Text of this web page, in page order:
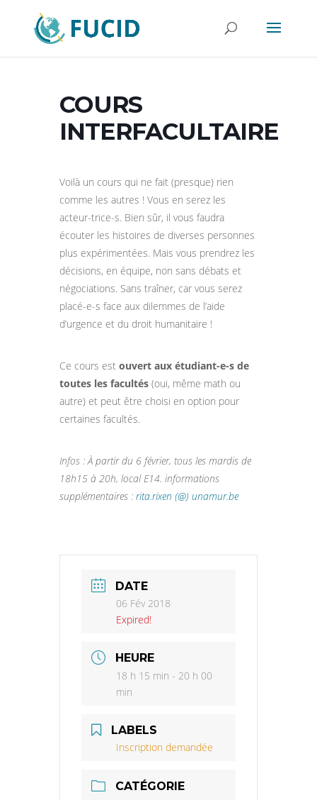
COURS
INTERFACULTAIRE
Voilà un cours qui ne fait (presque) rien
comme les autres ! Vous en serez les
acteur-trice-s. Bien sûr, il vous faudra
écouter les histoires de diverses personnes
plus expérimentées. Mais vous prendrez les
décisions, en équipe, non sans débats et
négociations. Sans traîner, car vous serez
placé-e-s face aux dilemmes de l’aide
d’urgence et du droit humanitaire !
Ce cours est ouvert aux étudiant-e-s de
toutes les facultés (oui, même math ou
autre) et peut être choisi en option pour
certaines facultés.
Infos : À partir du 6 février, tous les mardis de
18h15 à 20h, local E14. informations
supplémentaires : rita.rixen (@) unamur.be
DATE
06 Fév 2018
Expired!
HEURE
18 h 15 min - 20 h 00
min
LABELS
Inscription demandée
CATÉGORIE